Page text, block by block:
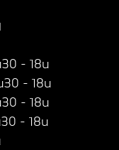
- 18u
- 18u
- 18u
- 18u